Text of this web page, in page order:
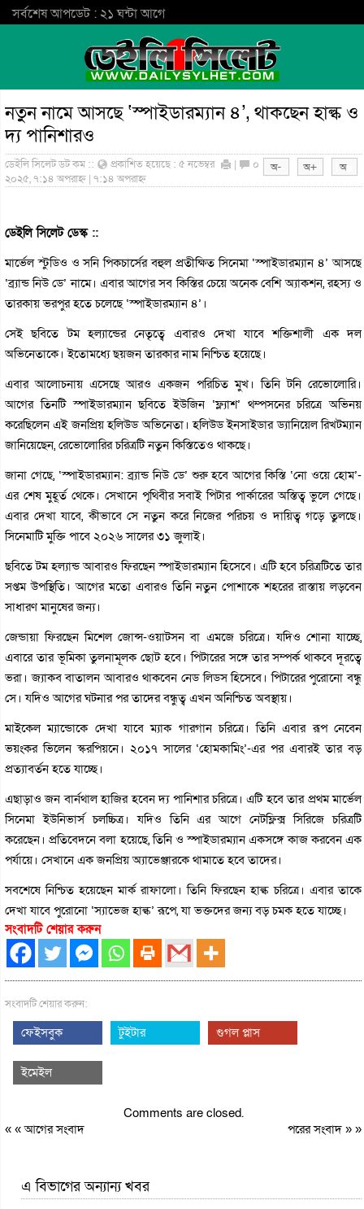
সর্বশেষ আপডেট : ২১ ঘন্টা আগে
নতুন নামে আসছে ‘স্পাইডারম্যান ৪’, থাকছেন হাল্ক ও
দ্য পানিশারও
ডেইলি সিলেট ডট কম ::
প্রকাশিত হয়েছে : ৫ নভেম্বর
২০২৫, ৭:১৪ অপরাহ্ন | ৭:১৪ অপরাহ্ন
| ০
ডেইলি সিলেট ডেস্ক ::
মার্ভেল স্টুডিও ও সনি পিকচার্সের বহুল প্রতীক্ষিত সিনেমা ‘স্পাইডারম্যান ৪’ আসছে
‘ব্র্যান্ড নিউ ডে’ নামে। এবার আগের সব কিস্তির চেয়ে অনেক বেশি অ্যাকশন, রহস্য ও
তারকায় ভরপুর হতে চলেছে ‘স্পাইডারম্যান ৪’।
সেই ছবিতে টম হল্যান্ডের নেতৃত্বে এবারও দেখা যাবে শক্তিশালী এক দল
অভিনেতাকে। ইতোমধ্যে ছয়জন তারকার নাম নিশ্চিত হয়েছে।
এবার আলোচনায় এসেছে আরও একজন পরিচিত মুখ। তিনি টনি রেভোলোরি।
আগের তিনটি স্পাইডারম্যান ছবিতে ইউজিন ‘ফ্ল্যাশ’ থম্পসনের চরিত্রে অভিনয়
করেছিলেন এই জনপ্রিয় হলিউড অভিনেতা। হলিউড ইনসাইডার ড্যানিয়েল রিখটম্যান
জানিয়েছেন, রেভোলোরির চরিত্রটি নতুন কিস্তিতেও থাকছে।
জানা গেছে, ‘স্পাইডারম্যান: ব্র্যান্ড নিউ ডে’ শুরু হবে আগের কিস্তি ‘নো ওয়ে হোম’-
এর শেষ মুহূর্ত থেকে। সেখানে পৃথিবীর সবাই পিটার পার্কারের অস্তিত্ব ভুলে গেছে।
এবার দেখা যাবে, কীভাবে সে নতুন করে নিজের পরিচয় ও দায়িত্ব গড়ে তুলছে।
সিনেমাটি মুক্তি পাবে ২০২৬ সালের ৩১ জুলাই।
ছবিতে টম হল্যান্ড আবারও ফিরছেন স্পাইডারম্যান হিসেবে। এটি হবে চরিত্রটিতে তার
সপ্তম উপস্থিতি। আগের মতো এবারও তিনি নতুন পোশাকে শহরের রাস্তায় লড়বেন
সাধারণ মানুষের জন্য।
জেন্ডায়া ফিরছেন মিশেল জোন্স-ওয়াটসন বা এমজে চরিত্রে। যদিও শোনা যাচ্ছে,
এবারে তার ভূমিকা তুলনামূলক ছোট হবে। পিটারের সঙ্গে তার সম্পর্ক থাকবে দূরত্বে
ভরা। জ্যাকব বাতালন আবারও থাকবেন নেড লিডস হিসেবে। পিটারের পুরোনো বন্ধু
সে। যদিও আগের ঘটনার পর তাদের বন্ধুত্ব এখন অনিশ্চিত অবস্থায়।
মাইকেল ম্যান্ডোকে দেখা যাবে ম্যাক গারগান চরিত্রে। তিনি এবার রূপ নেবেন
ভয়ংকর ভিলেন স্করপিয়নে। ২০১৭ সালের ‘হোমকামিং’-এর পর এবারই তার বড়
প্রত্যাবর্তন হতে যাচ্ছে।
এছাড়াও জন বার্নথাল হাজির হবেন দ্য পানিশার চরিত্রে। এটি হবে তার প্রথম মার্ভেল
সিনেমা ইউনিভার্স চলচ্চিত্র। যদিও তিনি এর আগে নেটফ্লিক্স সিরিজে চরিত্রটি
করেছেন। প্রতিবেদনে বলা হয়েছে, তিনি ও স্পাইডারম্যান একসঙ্গে কাজ করবেন এক
পর্যায়ে। সেখানে এক জনপ্রিয় অ্যাভেঞ্জারকে থামাতে হবে তাদের।
সবশেষে নিশ্চিত হয়েছেন মার্ক রাফালো। তিনি ফিরছেন হাল্ক চরিত্রে। এবার তাকে
দেখা যাবে পুরোনো ‘স্যাভেজ হাল্ক’ রূপে, যা ভক্তদের জন্য বড় চমক হতে যাচ্ছে।
সংবাদটি শেয়ার করুন
সংবাদটি শেয়ার করুন:
ফেইসবুক টুইটার গুগল প্লাস
ইমেইল
Comments are closed.
« «আগের সংবাদ পরের সংবাদ» »
এ বিভাগের অন্যান্য খবর